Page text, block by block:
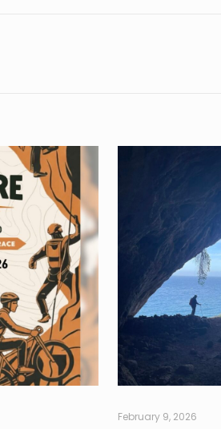
February 9, 2026